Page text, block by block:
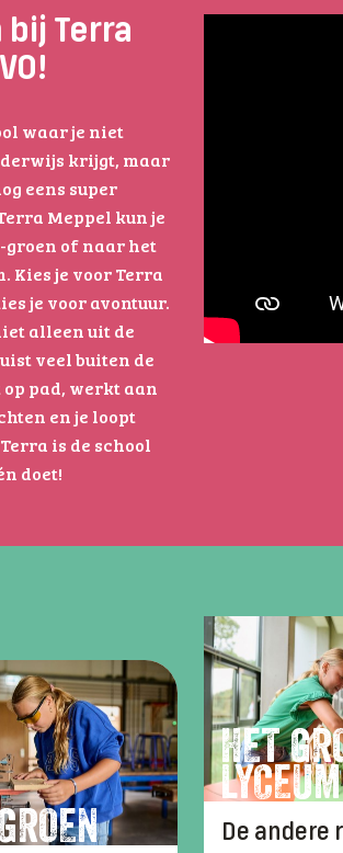
Terra
waar je niet
krijgt, maar
eens super
Meppel kun je
groen of naar het
Kies je voor Terra
je voor avontuur.
alleen uit de
veel buiten de
op pad, werkt aan
en je loopt
is de school
doet!
HET
LYCEUM
De andere